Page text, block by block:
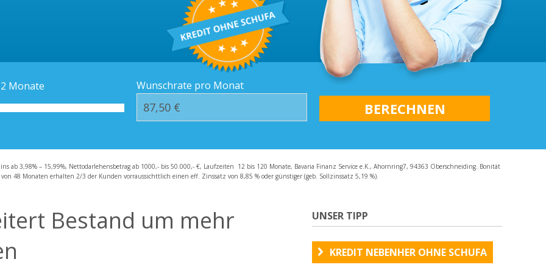
Häufige Fragen – FAQ
Monate Wunschrate pro Monat
ab 3,98% – 15,99%, Nettodarlehensbetrag ab 1000,- bis 50.000,- €, Laufzeiten 12 bis 120 Monate, Bavaria Finanz Service e.K., Ahornring7, 94363 Oberschneiding. Bonität
48 Monaten erhalten 2/3 der Kunden vorraussichttlich einen eff. Zinssatz von 8,85 % oder günstiger (geb. Sollzinssatz 5,19 %).
Bestand um mehr
UNSER TIPP
KREDIT NEBENHER OHNE SCHUFA